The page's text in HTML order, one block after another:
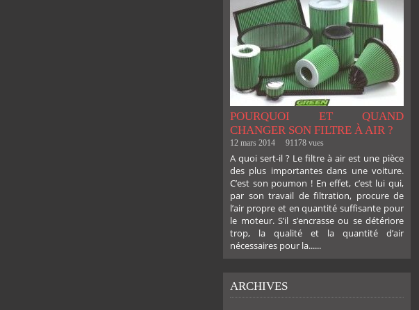
POURQUOI ET QUAND
CHANGER SON FILTRE À AIR ?
12 mars 2014 91178 vues
A quoi sert-il ? Le filtre à air est une pièce
des plus importantes dans une voiture.
C’est son poumon ! En effet, c’est lui qui,
par son travail de filtration, procure de
l’air propre et en quantité suffisante pour
le moteur. S’il s’encrasse ou se détériore
trop, la qualité et la quantité d’air
nécessaires pour la......
ARCHIVES